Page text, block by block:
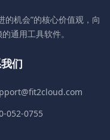
的机会”的核心价值观，向
通用工具软件。
们
052-0755